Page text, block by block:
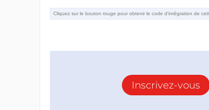
Inscrivez-vous